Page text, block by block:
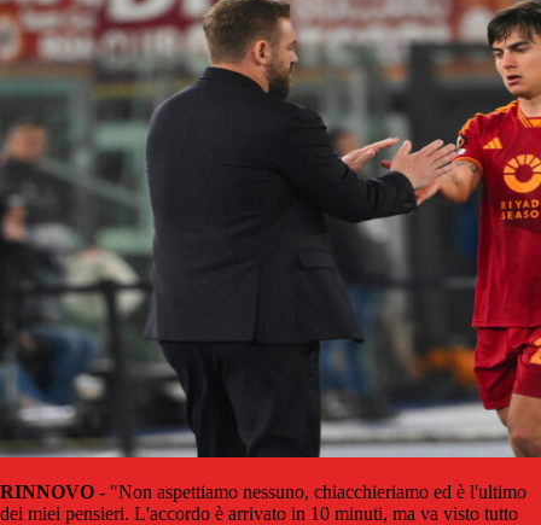
RINNOVO - "Non aspettiamo nessuno, chiacchieriamo ed è l'ultimo
dei miei pensieri. L'accordo è arrivato in 10 minuti, ma va visto tutto